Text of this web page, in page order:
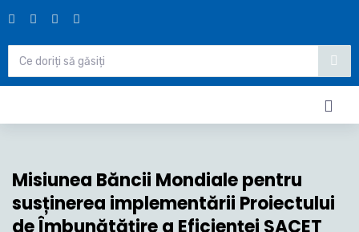
Misiunea Băncii Mondiale pentru
susținerea implementării Proiectului
de Îmbunătăţire a Eficienţei SACET